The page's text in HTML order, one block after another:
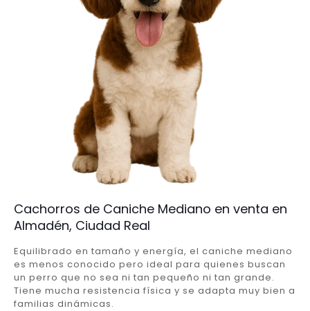
Cachorros de Caniche Mediano en venta en
Almadén, Ciudad Real
Equilibrado en tamaño y energía, el caniche mediano
es menos conocido pero ideal para quienes buscan
un perro que no sea ni tan pequeño ni tan grande.
Tiene mucha resistencia física y se adapta muy bien a
familias dinámicas.